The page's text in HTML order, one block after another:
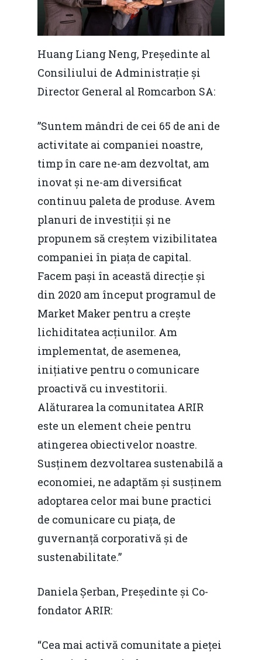
Huang Liang Neng, Președinte al
Consiliului de Administrație și
Director General al Romcarbon SA:
”Suntem mândri de cei 65 de ani de
activitate ai companiei noastre,
timp în care ne-am dezvoltat, am
inovat și ne-am diversificat
continuu paleta de produse. Avem
planuri de investiții și ne
propunem să creștem vizibilitatea
companiei în piața de capital.
Facem pași în această direcție și
din 2020 am început programul de
Market Maker pentru a crește
lichiditatea acțiunilor. Am
implementat, de asemenea,
inițiative pentru o comunicare
proactivă cu investitorii.
Alăturarea la comunitatea ARIR
este un element cheie pentru
atingerea obiectivelor noastre.
Susținem dezvoltarea sustenabilă a
economiei, ne adaptăm și susținem
adoptarea celor mai bune practici
de comunicare cu piața, de
guvernanță corporativă și de
sustenabilitate.”
Daniela Șerban, Președinte și Co-
fondator ARIR:
“Cea mai activă comunitate a pieței